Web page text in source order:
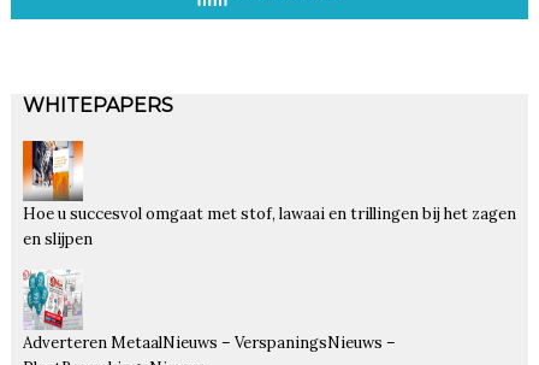
WHITEPAPERS
Hoe u succesvol omgaat met stof, lawaai en trillingen bij het zagen
en slijpen
Adverteren MetaalNieuws – VerspaningsNieuws –